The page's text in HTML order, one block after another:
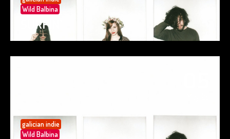
Wild Balbina
SURFIN’
galician indie
Wild Balbina